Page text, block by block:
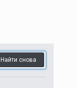
Найти снова